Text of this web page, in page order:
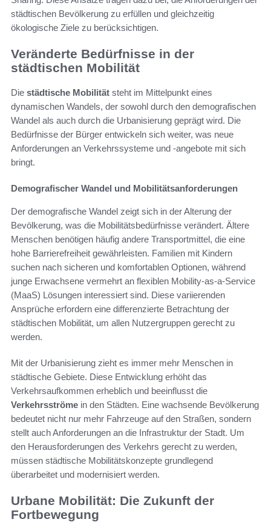
städtischen Bevölkerung zu erfüllen und gleichzeitig
ökologische Ziele zu berücksichtigen.
Veränderte Bedürfnisse in der
städtischen Mobilität
Die städtische Mobilität steht im Mittelpunkt eines
dynamischen Wandels, der sowohl durch den demografischen
Wandel als auch durch die Urbanisierung geprägt wird. Die
Bedürfnisse der Bürger entwickeln sich weiter, was neue
Anforderungen an Verkehrssysteme und -angebote mit sich
bringt.
Demografischer Wandel und Mobilitätsanforderungen
Der demografische Wandel zeigt sich in der Alterung der
Bevölkerung, was die Mobilitätsbedürfnisse verändert. Ältere
Menschen benötigen häufig andere Transportmittel, die eine
hohe Barrierefreiheit gewährleisten. Familien mit Kindern
suchen nach sicheren und komfortablen Optionen, während
junge Erwachsene vermehrt an flexiblen Mobility-as-a-Service
(MaaS) Lösungen interessiert sind. Diese variierenden
Ansprüche erfordern eine differenzierte Betrachtung der
städtischen Mobilität, um allen Nutzergruppen gerecht zu
werden.
Mit der Urbanisierung zieht es immer mehr Menschen in
städtische Gebiete. Diese Entwicklung erhöht das
Verkehrsaufkommen erheblich und beeinflusst die
Verkehrsströme in den Städten. Eine wachsende Bevölkerung
bedeutet nicht nur mehr Fahrzeuge auf den Straßen, sondern
stellt auch Anforderungen an die Infrastruktur der Stadt. Um
den Herausforderungen des Verkehrs gerecht zu werden,
müssen städtische Mobilitätskonzepte grundlegend
überarbeitet und modernisiert werden.
Urbane Mobilität: Die Zukunft der
Fortbewegung